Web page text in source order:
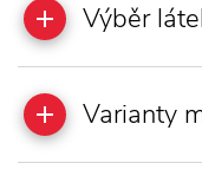
Výběr
Varianty